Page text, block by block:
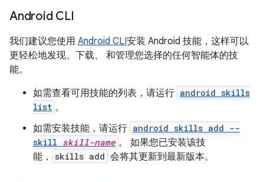
Android CLI
我们建议您使用 Android CLI安装 Android 技能，这样可以
更轻松地发现、下载、 和管理您选择的任何智能体的技
能。
如需查看可用技能的列表，请运行 android skills
list 。
如需安装技能，请运行 android skills add --
skill skill-name 。 如果您已安装该技
能，
skills add 会将其更新到最新版本。